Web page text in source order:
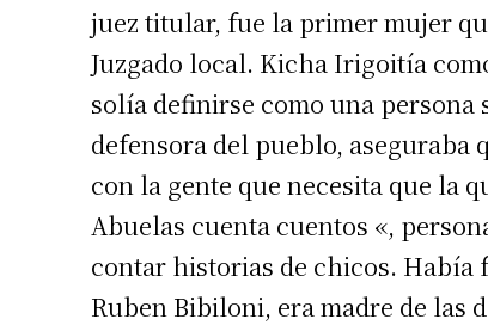
juez titular, fue la primer mujer
Juzgado local. Kicha Irigoitía
solía definirse como una
defensora del pueblo, aseguraba
con la gente que necesita que la
Abuelas cuenta cuentos «,
contar historias de chicos. Había
Ruben Bibiloni, era madre de las